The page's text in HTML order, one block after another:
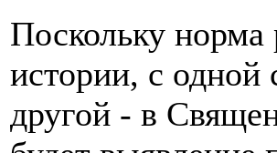
Поскольку норма
истории, с
другой - в